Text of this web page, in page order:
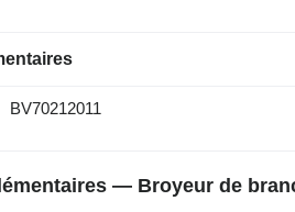
BV70212011
— Broyeur de